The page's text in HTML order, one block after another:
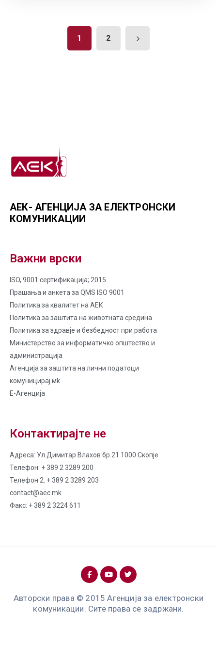
1 2
АЕК- АГЕНЦИЈА ЗА ЕЛЕКТРОНСКИ
КОМУНИКАЦИИ
Важни врски
ISO, 9001 сертификација; 2015
Прашања и анкета за QMS ISO 9001
Политика за квалитет на AЕК
Политика за заштита на животната средина
Политика за здравје и безбедност при работа
Министерство за информатичко општество и
администрација
Агенција за заштита на лични податоци
комуницирај.мk
Е-Агенција
Контактирајте не
Адреса: Ул.Димитар Влахов бр.21 1000 Скопје
Телефон: + 389 2 3289 200
Телефон 2: + 389 2 3289 203
contact@aec.mk
Факс: + 389 2 3224 611
Авторски права © 2015 Агенција за електронски
комуникации. Сите права се задржани.